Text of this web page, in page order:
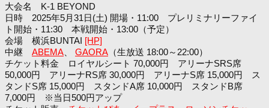
大会名 K-1 BEYOND
日時 2025年5月31日(土) 開場・11:00 プレリミナリーファイ
ト開始・11:30 本戦開始・13:00（予定）
会場 横浜BUNTAI [HP]
中継 ABEMA GAORA （生放送 18:00～22:00）
チケット料金 ロイヤルシート 70,000円 アリーナSRS席
50,000円 アリーナRS席 30,000円 アリーナS席 15,000円 ス
タンドS席 15,000円 スタンドA席 10,000円 スタンドB席
7,000円 ※当日500円アップ